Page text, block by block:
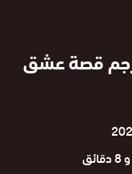
قصة عشق